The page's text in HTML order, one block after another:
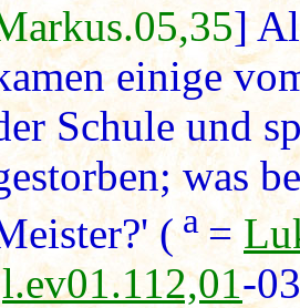
]
einige
Schule und
was
(a=
-